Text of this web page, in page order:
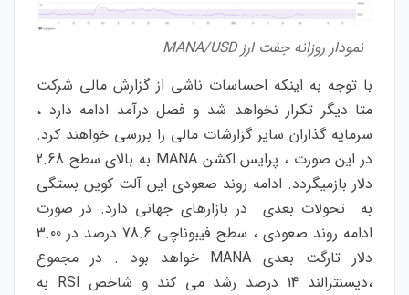
نمودار روزانه جفت ارز MANA/USD
با توجه به اینکه احساسات ناشی از گزارش مالی شرکت
متا دیگر تکرار نخواهد شد و فصل درآمد ادامه دارد ،
سرمایه گذاران سایر گزارشات مالی را بررسی خواهند کرد.
در این صورت ، پرایس اکشن MANA به بالای سطح 2.68
دلار بازمیگردد. ادامه روند صعودی این آلت کوین بستگی
به تحولات بعدی در بازارهای جهانی دارد. در صورت
ادامه روند صعودی ، سطح فیبوناچی 78.6 درصد در 3.00
دلار تارگت بعدی MANA خواهد بود . در مجموع
،دیسنترالند 14 درصد رشد می کند و شاخص RSI به